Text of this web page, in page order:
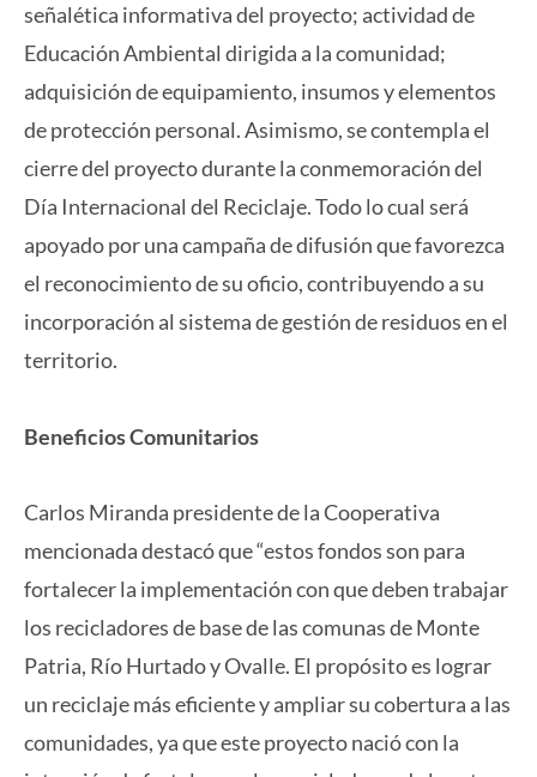
señalética informativa del proyecto; actividad de
Educación Ambiental dirigida a la comunidad;
adquisición de equipamiento, insumos y elementos
de protección personal. Asimismo, se contempla el
cierre del proyecto durante la conmemoración del
Día Internacional del Reciclaje. Todo lo cual será
apoyado por una campaña de difusión que favorezca
el reconocimiento de su oficio, contribuyendo a su
incorporación al sistema de gestión de residuos en el
territorio.
Beneficios Comunitarios
Carlos Miranda presidente de la Cooperativa
mencionada destacó que “estos fondos son para
fortalecer la implementación con que deben trabajar
los recicladores de base de las comunas de Monte
Patria, Río Hurtado y Ovalle. El propósito es lograr
un reciclaje más eficiente y ampliar su cobertura a las
comunidades, ya que este proyecto nació con la